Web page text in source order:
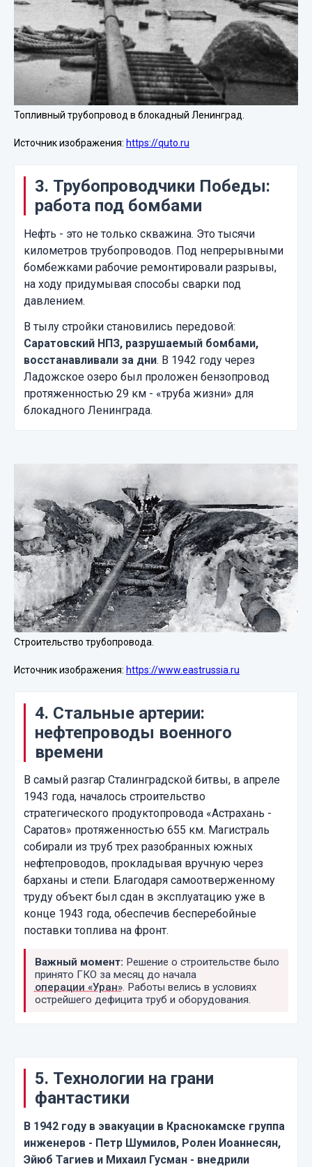
Топливный трубопровод в блокадный Ленинград.
Источник изображения: https://quto.ru
3. Трубопроводчики Победы:
работа под бомбами
Нефть - это не только скважина. Это тысячи
километров трубопроводов. Под непрерывными
бомбежками рабочие ремонтировали разрывы,
на ходу придумывая способы сварки под
давлением.
В тылу стройки становились передовой:
Саратовский НПЗ, разрушаемый бомбами,
восстанавливали за дни. В 1942 году через
Ладожское озеро был проложен бензопровод
протяженностью 29 км - «труба жизни» для
блокадного Ленинграда.
Строительство трубопровода.
Источник изображения: https://www.eastrussia.ru
4. Стальные артерии:
нефтепроводы военного
времени
В самый разгар Сталинградской битвы, в апреле
1943 года, началось строительство
стратегического продуктопровода «Астрахань -
Саратов» протяженностью 655 км. Магистраль
собирали из труб трех разобранных южных
нефтепроводов, прокладывая вручную через
барханы и степи. Благодаря самоотверженному
труду объект был сдан в эксплуатацию уже в
конце 1943 года, обеспечив бесперебойные
поставки топлива на фронт.
Важный момент: Решение о строительстве было
принято ГКО за месяц до начала
операции «Уран». Работы велись в условиях
острейшего дефицита труб и оборудования.
5. Технологии на грани
фантастики
В 1942 году в эвакуации в Краснокамске группа
инженеров - Петр Шумилов, Ролен Иоаннесян,
Эйюб Тагиев и Михаил Гусман - внедрили